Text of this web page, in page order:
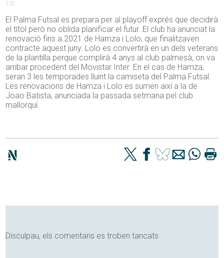
172
El Palma Futsal es prepara per al playoff exprés que decidirà
el títol però no oblida planificar el futur. El club ha anunciat la
renovació fins a 2021 de Hamza i Lolo, que finalitzaven
contracte aquest juny. Lolo es convertirà en un dels veterans
de la plantilla perque complirà 4 anys al club palmesà, on va
arribar procedent del Movistar Inter. En el cas de Hamza,
seran 3 les temporades lluint la camiseta del Palma Futsal.
Les renovacions de Hamza i Lolo es sumen així a la de
Joao Batista, anunciada la passada setmana pel club
mallorquí.
Disculpau, els comentaris es troben tancats